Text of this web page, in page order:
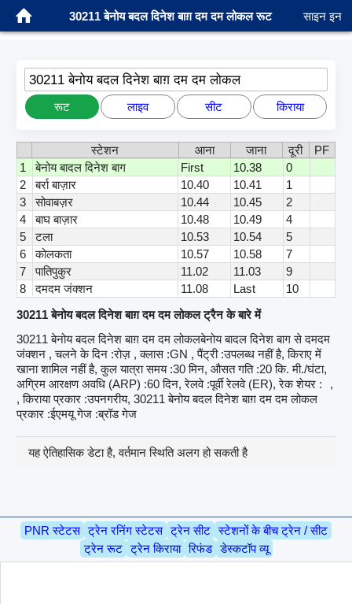
30211 बेनोय बदल दिनेश बाग़ दम दम लोकल रूट साइन इन
30211 बेनोय बदल दिनेश बाग़ दम दम लोकल
रूट लाइव सीट किराया
स्टेशन आना जाना दूरी
PF
1
बेनोय बादल दिनेश बाग First 10.38
0
2
बर्रा बाज़ार 10.40 10.41
1
3
सोवाबज़र 10.44 10.45
2
4
बाघ बाज़ार 10.48 10.49
4
5
टला 10.53 10.54
5
6
कोलकता 10.57 10.58
7
7
पातिपुकुर 11.02 11.03
9
8
दमदम जंक्शन 11.08 Last
10
30211 बेनोय बदल दिनेश बाग़ दम दम लोकल ट्रैन के बारे में
30211 बेनोय बदल दिनेश बाग़ दम दम लोकलबेनोय बादल दिनेश बाग से दमदम
जंक्शन , चलने के दिन :रोज़ , क्लास :GN , पैंट्री :उपलब्ध नहीं है, किराए में
खाना शामिल नहीं है, कुल यात्रा समय :30 मिन, औसत गति :20 कि. मी./घंटा,
अग्रिम आरक्षण अवधि (ARP) :60 दिन, रेलवे :पूर्वी रेलवे (ER), रेक शेयर :
,
, किराया प्रकार :उपनगरीय, 30211 बेनोय बदल दिनेश बाग़ दम दम लोकल
प्रकार :ईएमयू गेज :ब्रॉड गेज
यह ऐतिहासिक डेटा है, वर्तमान स्थिति अलग हो सकती है
PNR स्टेटस ट्रेन रनिंग स्टेटस ट्रेन सीट स्टेशनों के बीच ट्रेन / सीट
ट्रेन रूट ट्रेन किराया रिफंड डेस्कटॉप व्यू